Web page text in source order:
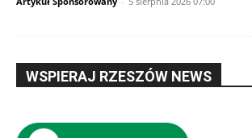
WSPIERAJ RZESZÓW NEWS